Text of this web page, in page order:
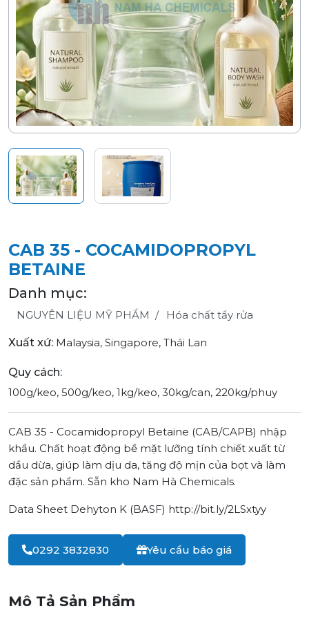
CAB 35 - COCAMIDOPROPYL
BETAINE
Danh mục:
NGUYÊN LIỆU MỸ PHẨM Hóa chất tẩy rửa
Xuất xứ: Malaysia, Singapore, Thái Lan
Quy cách:
100g/keo, 500g/keo, 1kg/keo, 30kg/can, 220kg/phuy
CAB 35 - Cocamidopropyl Betaine (CAB/CAPB) nhập
khẩu. Chất hoạt động bề mặt lưỡng tính chiết xuất từ
dầu dừa, giúp làm dịu da, tăng độ mịn của bọt và làm
đặc sản phẩm. Sẵn kho Nam Hà Chemicals.
Data Sheet Dehyton K (BASF) http://bit.ly/2LSxtyy
0292 3832830 Yêu cầu báo giá
Mô Tả Sản Phẩm